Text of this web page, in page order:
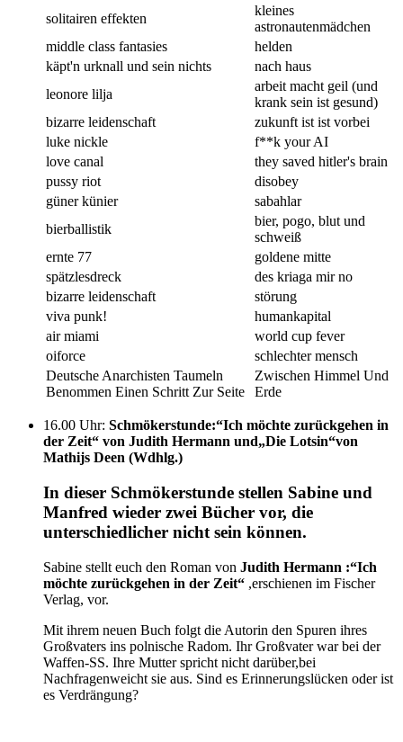
solitairen effekten
kleines
astronautenmädchen
middle class fantasies
helden
käpt'n urknall und sein nichts
nach haus
leonore lilja
arbeit macht geil (und
krank sein ist gesund)
bizarre leidenschaft
zukunft ist ist vorbei
luke nickle
f**k your AI
love canal
they saved hitler's brain
pussy riot
disobey
güner künier
sabahlar
bierballistik
bier, pogo, blut und
schweiß
ernte 77
goldene mitte
spätzlesdreck
des kriaga mir no
bizarre leidenschaft
störung
viva punk!
humankapital
air miami
world cup fever
oiforce
schlechter mensch
Deutsche Anarchisten Taumeln
Benommen Einen Schritt Zur Seite
Zwischen Himmel Und
Erde
16.00 Uhr: Schmökerstunde:“Ich möchte zurückgehen in
der Zeit“ von Judith Hermann und„Die Lotsin“von
Mathijs Deen (Wdhlg.)
In dieser Schmökerstunde stellen Sabine und
Manfred wieder zwei Bücher vor, die
unterschiedlicher nicht sein können.
Sabine stellt euch den Roman von Judith Hermann :“Ich
möchte zurückgehen in der Zeit“ ,erschienen im Fischer
Verlag, vor.
Mit ihrem neuen Buch folgt die Autorin den Spuren ihres
Großvaters ins polnische Radom. Ihr Großvater war bei der
Waffen-SS. Ihre Mutter spricht nicht darüber,bei
Nachfragenweicht sie aus. Sind es Erinnerungslücken oder ist
es Verdrängung?